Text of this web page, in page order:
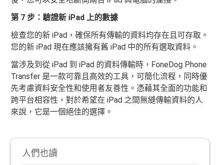
第 7 步：驗證新 iPad 上的數據
檢查您的新 iPad，確保所有傳輸的資料均存在且可存取。
您的新 iPad 現在應該擁有舊 iPad 中的所有選取資料。
當涉及到從 iPad 到 iPad 的資料傳輸時，FoneDog Phone
Transfer 是一款可靠且高效的工具，可簡化流程，同時優
先考慮資料安全性和使用者友善性。憑藉其全面的功能和
跨平台相容性，對於希望在 iPad 之間無縫傳輸資料的人
來說，它是一個絕佳的選擇。
人們也讀